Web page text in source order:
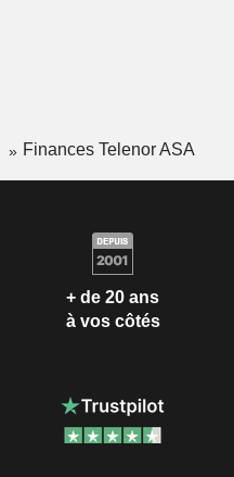
Finances Telenor ASA
+ de 20 ans
à vos côtés